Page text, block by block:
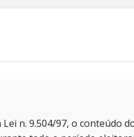
n. 9.504/97, o conteúdo